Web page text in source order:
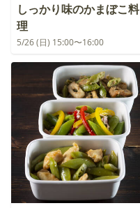
しっかり味のかまぼこ料
理
5/26 (日) 15:00〜16:00